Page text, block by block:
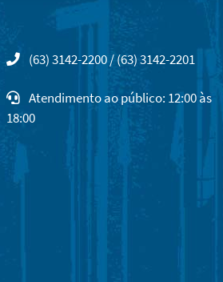
(63) 3142-2200 / (63) 3142-2201
Atendimento ao público: 12:00 às
18:00